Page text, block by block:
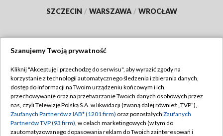
SZCZECIN / WARSZAWA / WROCŁAW
TVP
Abonament TVP
Emisja w TVP
Centrum informacji TVP
Regulamin TVP
Polityka prywatności
Moje zgody
Szanujemy Twoją prywatność
Kliknij "Akceptuję i przechodzę do serwisu", aby wyrazić zgody na
korzystanie z technologii automatycznego śledzenia i zbierania danych,
dostęp do informacji na Twoim urządzeniu końcowym i ich
przechowywanie oraz na przetwarzanie Twoich danych osobowych przez
nas, czyli Telewizję Polską S.A. w likwidacji (zwaną dalej również „TVP”),
Zaufanych Partnerów z IAB* (1201 firm) oraz pozostałych Zaufanych
Partnerów TVP (93 firm), w celach marketingowych (w tym do
zautomatyzowanego dopasowania reklam do Twoich zainteresowań i